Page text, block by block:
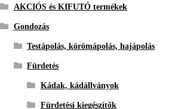
AKCIÓS és KIFUTÓ termékek
Gondozás
Testápolás, körömápolás, hajápolás
Fürdetés
Kádak, kádállványok
Fürdetési kiegészítők